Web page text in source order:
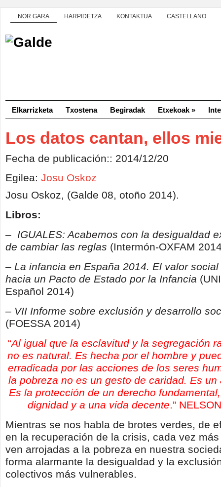
NOR GARA HARPIDETZA KONTAKTUA CASTELLANO
Elkarrizketa Txostena Begiradak Etxekoak »
Los datos cantan, ellos
Fecha de publicación:: 2014/12/20
Egilea: Josu Oskoz
Josu Oskoz, (Galde 08, otoño 2014).
Libros:
– IGUALES: Acabemos con la desigualdad
de cambiar las reglas (Intermón-OXFAM
– La infancia en España 2014. El valor
hacia un Pacto de Estado por la Infancia
Español 2014)
– VII Informe sobre exclusión y desarrollo
(FOESSA 2014)
“Al igual que la esclavitud y la segregación
no es natural. Es hecha por el hombre y
erradicada por las acciones de los seres
la pobreza no es un gesto de caridad. Es un
Es la protección de un derecho
dignidad y a una vida decente.”
Mientras se nos habla de brotes verdes, de
en la recuperación de la crisis, cada vez
ven arrojadas a la pobreza en nuestra
forma alarmante la desigualdad y la
colectivos más vulnerables.